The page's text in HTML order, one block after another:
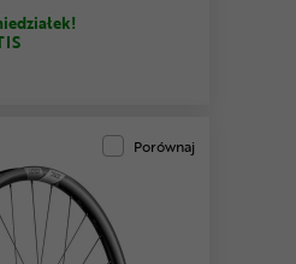
Porównaj